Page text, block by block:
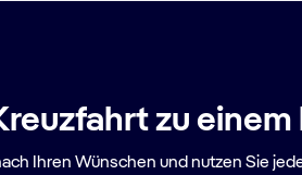
zu
Ihren Wünschen und nutzen Sie